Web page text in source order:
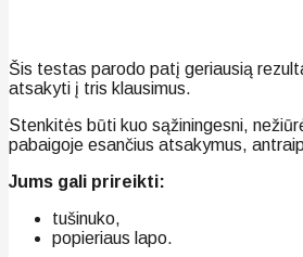
Šis testas parodo patį geriausią
atsakyti į tris klausimus.
Stenkitės būti kuo sąžiningesni,
pabaigoje esančius atsakymus,
Jums gali prireikti:
tušinuko,
popieriaus lapo.